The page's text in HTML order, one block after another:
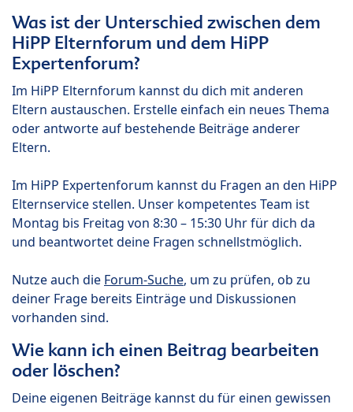
Was ist der Unterschied zwischen dem
HiPP Elternforum und dem HiPP
Expertenforum?
Im HiPP Elternforum kannst du dich mit anderen
Eltern austauschen. Erstelle einfach ein neues Thema
oder antworte auf bestehende Beiträge anderer
Eltern.
Im HiPP Expertenforum kannst du Fragen an den HiPP
Elternservice stellen. Unser kompetentes Team ist
Montag bis Freitag von 8:30 – 15:30 Uhr für dich da
und beantwortet deine Fragen schnellstmöglich.
Nutze auch die Forum-Suche, um zu prüfen, ob zu
deiner Frage bereits Einträge und Diskussionen
vorhanden sind.
Wie kann ich einen Beitrag bearbeiten
oder löschen?
Deine eigenen Beiträge kannst du für einen gewissen